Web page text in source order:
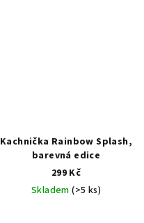
Kachnička Rainbow Splash,
barevná edice
299 Kč
Skladem(>5 ks)